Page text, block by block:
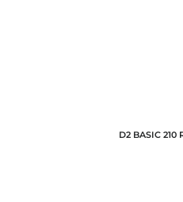
D2 BASIC 210